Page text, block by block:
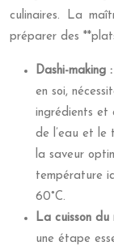
culinaires. La
préparer des
Dashi-making :
en soi,
ingrédients et
de l’eau et le
la saveur
température
60°C.
La cuisson du
une étape